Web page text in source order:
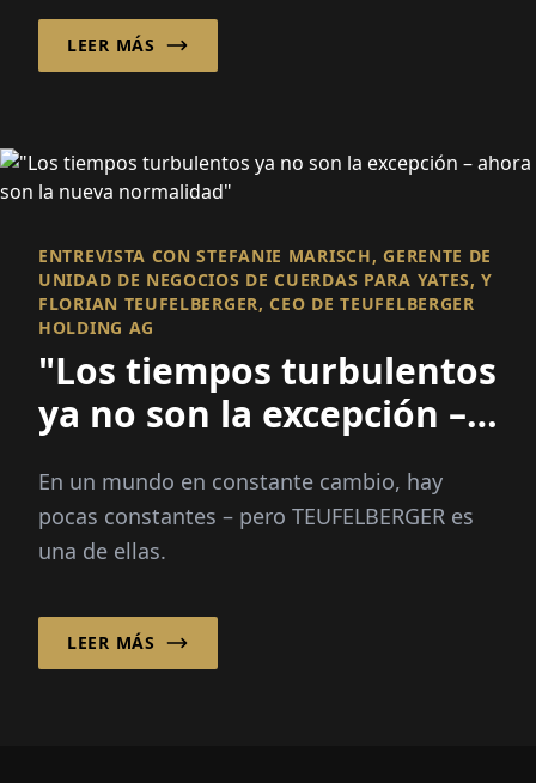
líderes a nivel mundial...
LEER MÁS
ENTREVISTA CON STEFANIE MARISCH, GERENTE DE
UNIDAD DE NEGOCIOS DE CUERDAS PARA YATES, Y
FLORIAN TEUFELBERGER, CEO DE TEUFELBERGER
HOLDING AG
"Los tiempos turbulentos
ya no son la excepción –
normalidad"
En un mundo en constante cambio, hay
pocas constantes – pero TEUFELBERGER es
una de ellas.
LEER MÁS